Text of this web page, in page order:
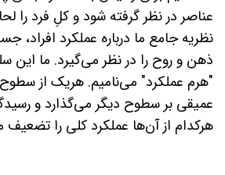
عناصر در نظر گرفته شود و کلِ فرد را
نظریه جامع ما درباره عملکرد افراد،
ذهن و روح را در نظر می‌گیرد. ما این
"هرم عملکرد" می‌نامیم. هریک از سطوح
عمیقی بر سطوح دیگر می‌گذارد و
هرکدام از آن‌ها عملکرد کلی را تضعیف